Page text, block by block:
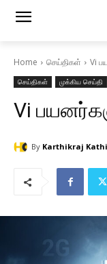
Home செய்திகள் Vi
செய்திகள் முக்கிய செய்தி
Vi
By Karthikraj